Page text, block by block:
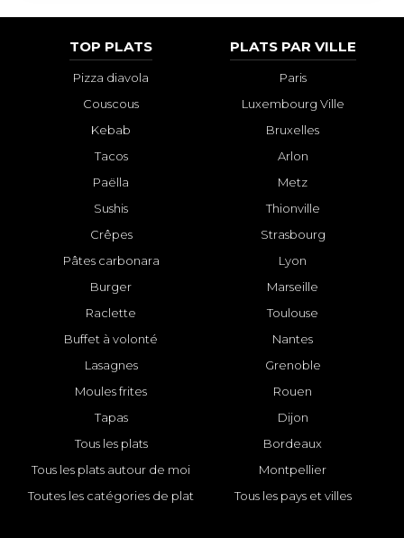
TOP PLATS
Pizza diavola
Couscous
Kebab
Tacos
Paëlla
Sushis
Crêpes
Pâtes carbonara
Burger
Raclette
Buffet à volonté
Lasagnes
Moules frites
Tapas
Tous les plats
Tous les plats autour de moi
Toutes les catégories de plat
PLATS PAR VILLE
Paris
Luxembourg Ville
Bruxelles
Arlon
Metz
Thionville
Strasbourg
Lyon
Marseille
Toulouse
Nantes
Grenoble
Rouen
Dijon
Bordeaux
Montpellier
Tous les pays et villes